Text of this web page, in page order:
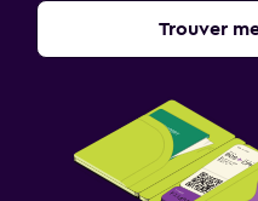
Trouver